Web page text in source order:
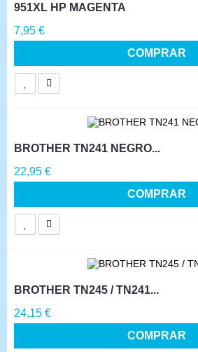
951XL HP MAGENTA
Precio
7,95 €
COMPRAR
BROTHER TN241 NEGRO...
Precio
22,95 €
COMPRAR
BROTHER TN245 / TN241...
Precio
24,15 €
COMPRAR